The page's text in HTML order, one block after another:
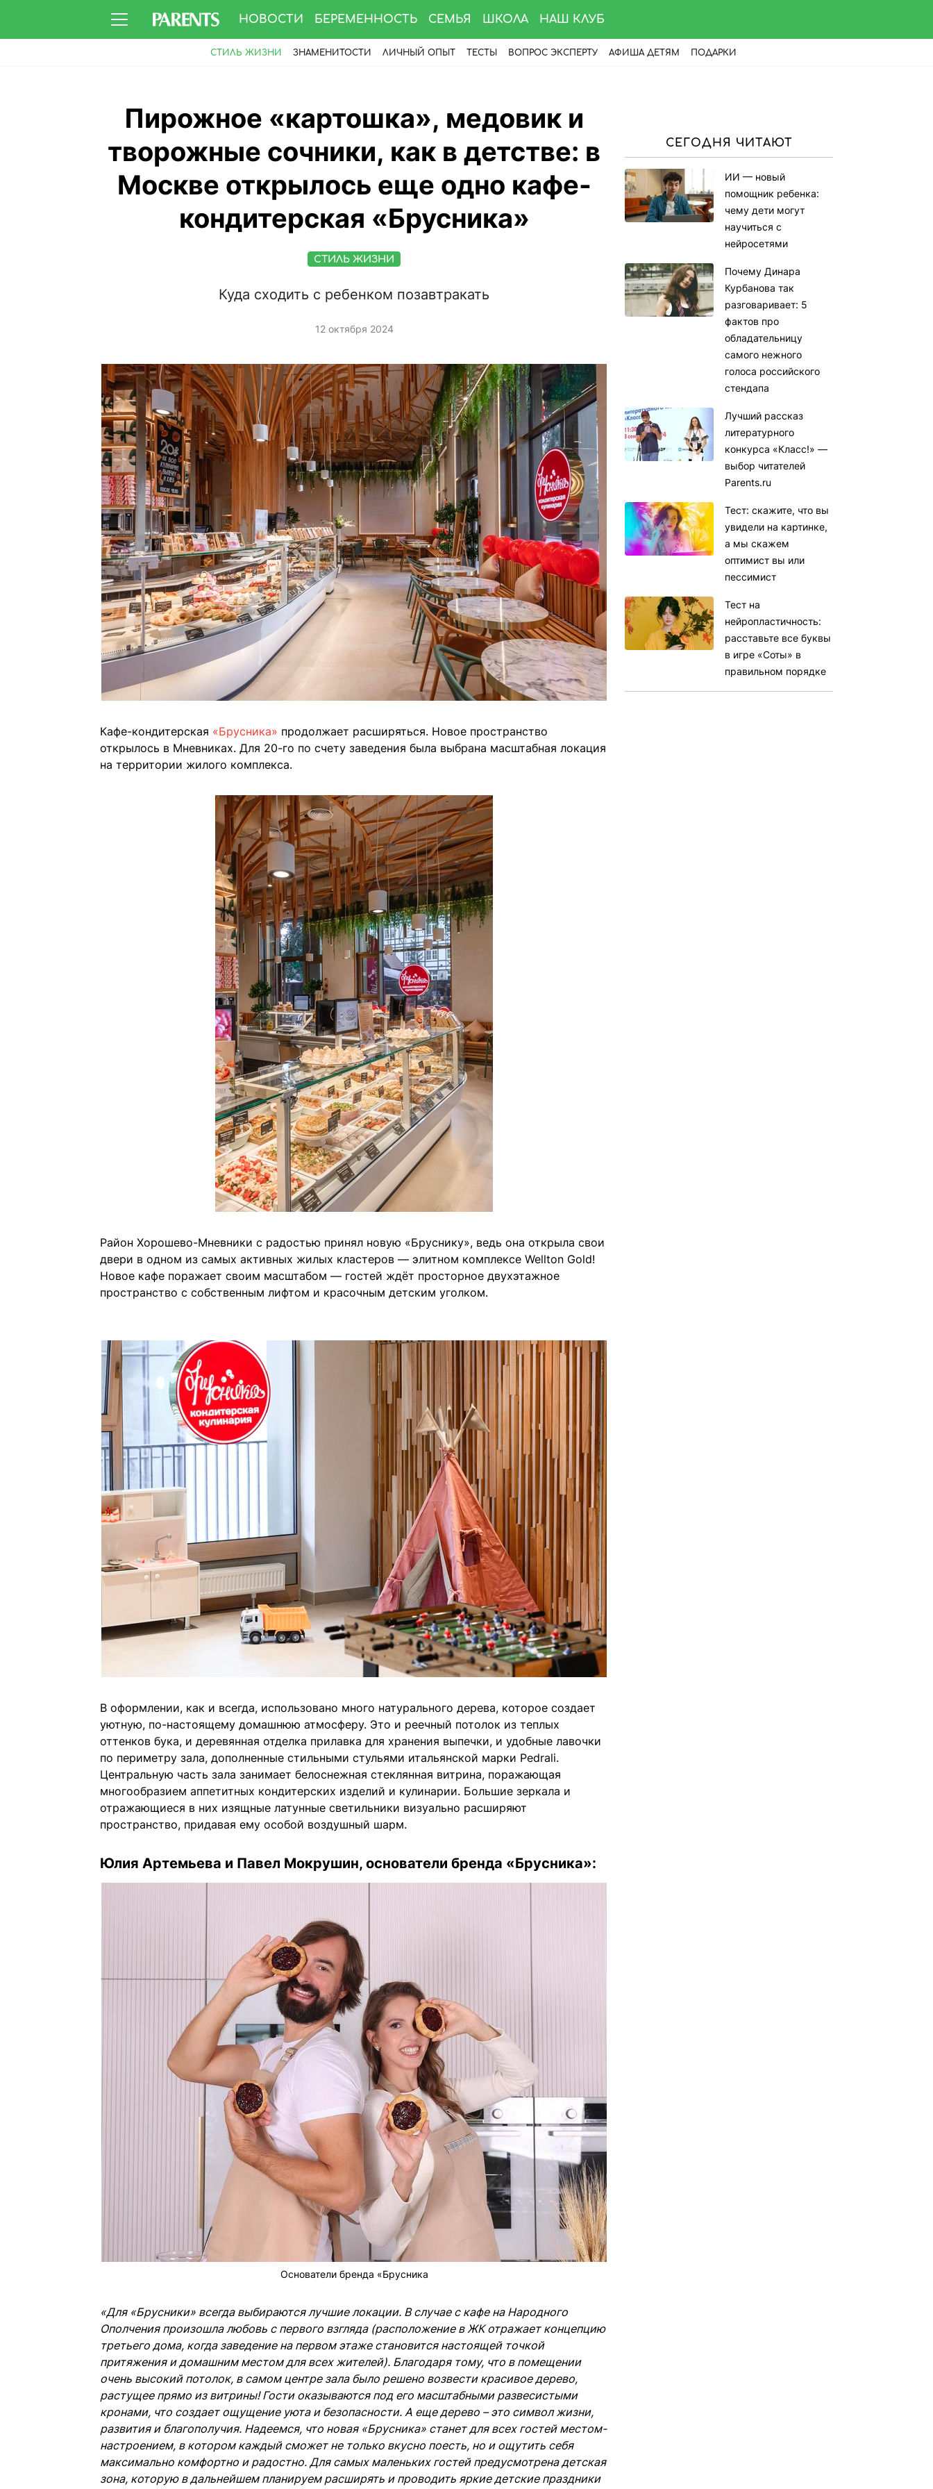
НОВОСТИ БЕРЕМЕННОСТЬ СЕМЬЯ ШКОЛА НАШ КЛУБ
СТИЛЬ ЖИЗНИ ЗНАМЕНИТОСТИ ЛИЧНЫЙ ОПЫТ ТЕСТЫ ВОПРОС ЭКСПЕРТУ АФИША ДЕТЯМ ПОДАРКИ
Пирожное «картошка», медовик и
творожные сочники, как в детстве: в
Москве открылось еще одно кафе-
кондитерская «Брусника»
СТИЛЬ ЖИЗНИ
Куда сходить с ребенком позавтракать
12 октября 2024
Кафе-кондитерская «Брусника» продолжает расширяться. Новое пространство
открылось в Мневниках. Для 20-го по счету заведения была выбрана масштабная локация
на территории жилого комплекса.
Район Хорошево-Мневники с радостью принял новую «Бруснику», ведь она открыла свои
двери в одном из самых активных жилых кластеров — элитном комплексе Wellton Gold!
Новое кафе поражает своим масштабом — гостей ждёт просторное двухэтажное
пространство с собственным лифтом и красочным детским уголком.
В оформлении, как и всегда, использовано много натурального дерева, которое создает
уютную, по-настоящему домашнюю атмосферу. Это и реечный потолок из теплых
оттенков бука, и деревянная отделка прилавка для хранения выпечки, и удобные лавочки
по периметру зала, дополненные стильными стульями итальянской марки Pedrali.
Центральную часть зала занимает белоснежная стеклянная витрина, поражающая
многообразием аппетитных кондитерских изделий и кулинарии. Большие зеркала и
отражающиеся в них изящные латунные светильники визуально расширяют
пространство, придавая ему особой воздушный шарм.
Юлия Артемьева и Павел Мокрушин, основатели бренда «Брусника»:
Основатели бренда «Брусника
«Для «Брусники» всегда выбираются лучшие локации. В случае с кафе на Народного
Ополчения произошла любовь с первого взгляда (расположение в ЖК отражает концепцию
третьего дома, когда заведение на первом этаже становится настоящей точкой
притяжения и домашним местом для всех жителей). Благодаря тому, что в помещении
очень высокий потолок, в самом центре зала было решено возвести красивое дерево,
растущее прямо из витрины! Гости оказываются под его масштабными развесистыми
кронами, что создает ощущение уюта и безопасности. А еще дерево – это символ жизни,
развития и благополучия. Надеемся, что новая «Брусника» станет для всех гостей местом-
настроением, в котором каждый сможет не только вкусно поесть, но и ощутить себя
максимально комфортно и радостно. Для самых маленьких гостей предусмотрена детская
зона, которую в дальнейшем планируем расширять и проводить яркие детские праздники
СЕГОДНЯ ЧИТАЮТ
ИИ — новый
помощник ребенка:
чему дети могут
научиться с
нейросетями
Почему Динара
Курбанова так
разговаривает: 5
фактов про
обладательницу
самого нежного
голоса российского
стендапа
Лучший рассказ
литературного
конкурса «Класс!» —
выбор читателей
Parents.ru
Тест: скажите, что вы
увидели на картинке,
а мы скажем
оптимист вы или
пессимист
Тест на
нейропластичность:
расставьте все буквы
в игре «Соты» в
правильном порядке